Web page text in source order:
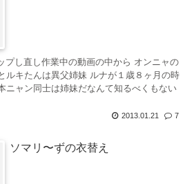
プし直し作業中の動画の中から オンニャの
ルキたんは異父姉妹 ルナが１歳８ヶ月の時
ニャン同士は姉妹だなんて知るべくもない
2013.01.21 7
ソマリ〜ずの衣替え